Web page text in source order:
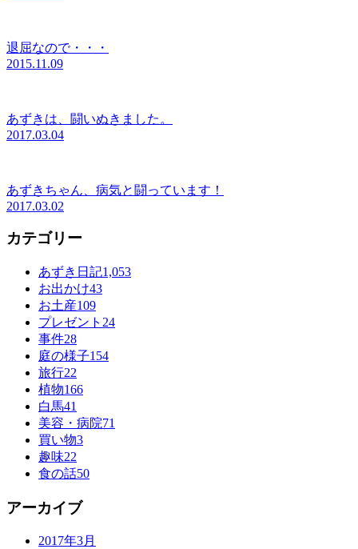
退屈なので・・・
2015.11.09
あずきは、闘いぬきました。
2017.03.04
あずきちゃん、病気と闘っています！
2017.03.02
カテゴリー
あずき日記1,053
お出かけ43
お土産109
プレゼント 24
事件28
庭の様子154
旅行22
植物166
白馬41
美容・病院71
買い物3
趣味22
食の話50
アーカイブ
2017年3月